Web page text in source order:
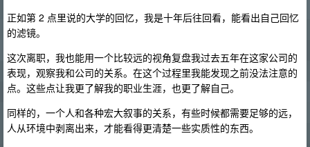
正如第 2 点里说的大学的回忆，我是十年后往回看，能看出自己回忆
的滤镜。
这次离职，我也能用一个比较远的视角复盘我过去五年在这家公司的
表现，观察我和公司的关系。在这个过程里我能发现之前没法注意的
点。这些点让我更了解我的职业生涯，也更了解自己。
同样的，一个人和各种宏大叙事的关系，有些时候都需要足够的远，
人从环境中剥离出来，才能看得更清楚一些实质性的东西。